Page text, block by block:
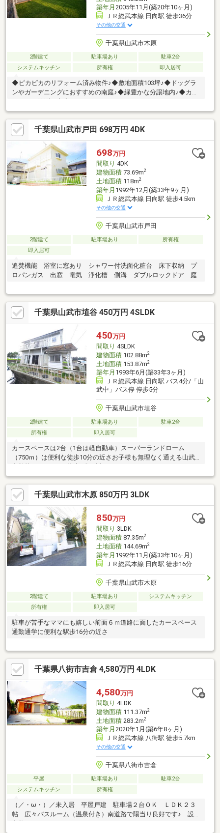
築年月 2005年11月(築20年10ヶ月)
ＪＲ総武本線 日向駅 徒歩36分
その他の交通
千葉県山武市木原
2階建て 駐車場あり
駐車2台
システムキッチン
所有権 即入居可
◆ピカピカのリフォーム済み物件♪◆敷地面積103坪♪◆ドッグラ
ンやガーデニングにおすすめの南庭♪◆緑豊かな分譲地内♪◆カー
千葉県山武市戸田 698万円 4DK
698万円
間取り 4DK
建物面積73.69m2
土地面積118m2
築年月 1992年12月(築33年9ヶ月)
ＪＲ総武本線 日向駅 徒歩4.5km
その他の交通
千葉県山武市戸田
2階建て 駐車場あり
所有権
即入居可
追焚機能 浴室に窓あり シャワー付洗面化粧台 床下収納 プ
ロパンガス 出窓 電気 浄化槽 側溝 ダブルロックドア 庭
千葉県山武市埴谷 450万円 4SLDK
450万円
間取り 4SLDK
建物面積102.88m2
土地面積153.87m2
築年月 1993年6月(築33年3ヶ月)
ＪＲ総武本線 日向駅 バス4分/「山
武中」バス停 停歩5分
千葉県山武市埴谷
2階建て 駐車場あり
駐車2台
所有権
即入居可
カースペースは2台（1台は軽自動車）スーパーランドローム
（750ｍ）は便利な徒歩10分の近さお子様も無理なく通える山武
千葉県山武市木原 850万円 3LDK
850万円
間取り 3LDK
建物面積87.35m2
土地面積144.69m2
築年月 1992年11月(築33年10ヶ月)
ＪＲ総武本線 日向駅 徒歩16分
千葉県山武市木原
2階建て 駐車場あり
システムキッチン
所有権
即入居可
駐車が苦手なママにも嬉しい前面６ｍ道路に面したカースペース
通勤通学に便利な駅歩16分の近さ
千葉県八街市吉倉 4,580万円 4LDK
4,580万円
間取り 4LDK
建物面積111.37m2
土地面積283.2m2
築年月 2020年1月(築6年8ヶ月)
ＪＲ総武本線 八街駅 徒歩5.7km
その他の交通
千葉県八街市吉倉
平屋 駐車場あり
駐車2台
システムキッチン
所有権
（／・ω・）／未入居 平屋戸建 駐車場２台ＯＫ ＬＤＫ２３
帖 広々バスルーム（温泉付き）南道路で陽当り良好です♪ 設備